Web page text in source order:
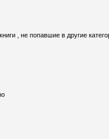
, не попавшие в другие